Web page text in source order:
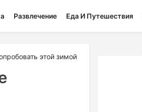
Развлечение Еда И Путешествия
этой зимой